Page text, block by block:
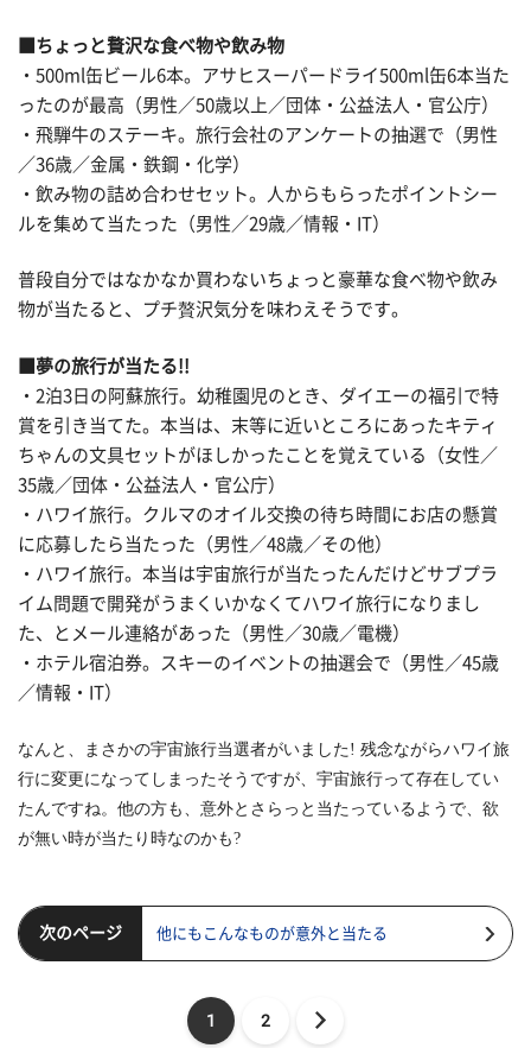
■ちょっと贅沢な食べ物や飲み物
・500ml缶ビール6本。アサヒスーパードライ500ml缶6本当た
ったのが最高（男性／50歳以上／団体・公益法人・官公庁）
・飛騨牛のステーキ。旅行会社のアンケートの抽選で（男性
／36歳／金属・鉄鋼・化学）
・飲み物の詰め合わせセット。人からもらったポイントシー
ルを集めて当たった（男性／29歳／情報・IT）
普段自分ではなかなか買わないちょっと豪華な食べ物や飲み
物が当たると、プチ贅沢気分を味わえそうです。
■夢の旅行が当たる!!
・2泊3日の阿蘇旅行。幼稚園児のとき、ダイエーの福引で特
賞を引き当てた。本当は、末等に近いところにあったキティ
ちゃんの文具セットがほしかったことを覚えている（女性／
35歳／団体・公益法人・官公庁）
・ハワイ旅行。クルマのオイル交換の待ち時間にお店の懸賞
に応募したら当たった（男性／48歳／その他）
・ハワイ旅行。本当は宇宙旅行が当たったんだけどサブプラ
イム問題で開発がうまくいかなくてハワイ旅行になりまし
た、とメール連絡があった（男性／30歳／電機）
・ホテル宿泊券。スキーのイベントの抽選会で（男性／45歳
／情報・IT）
なんと、まさかの宇宙旅行当選者がいました! 残念ながらハワイ旅
行に変更になってしまったそうですが、宇宙旅行って存在してい
たんですね。他の方も、意外とさらっと当たっているようで、欲
が無い時が当たり時なのかも?
次のページ 他にもこんなものが意外と当たる
1 2